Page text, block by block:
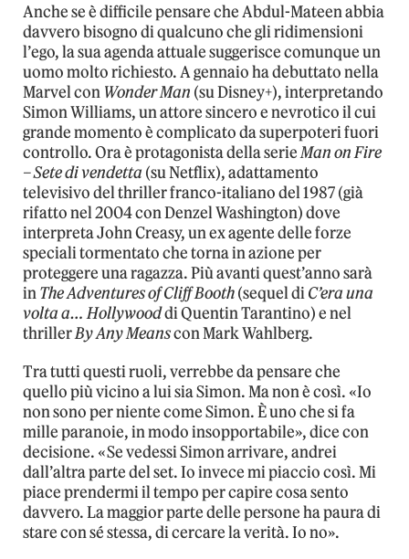
Anche se è difficile pensare che Abdul-Mateen abbia
davvero bisogno di qualcuno che gli ridimensioni
l’ego, la sua agenda attuale suggerisce comunque un
uomo molto richiesto. A gennaio ha debuttato nella
Marvel con Wonder Man (su Disney+), interpretando
Simon Williams, un attore sincero e nevrotico il cui
grande momento è complicato da superpoteri fuori
controllo. Ora è protagonista della serieMan on Fire
– Sete di vendetta (su Netflix), adattamento
televisivo del thriller franco-italiano del 1987 (già
rifatto nel 2004 con Denzel Washington) dove
interpreta John Creasy, un ex agente delle forze
speciali tormentato che torna in azione per
proteggere una ragazza. Più avanti quest’anno sarà
inThe Adventures of Cliff Booth(sequel diC’era una
volta a… Hollywooddi Quentin Tarantino) e nel
thrillerBy Any Meanscon Mark Wahlberg.
Tra tutti questi ruoli, verrebbe da pensare che
quello più vicino a lui sia Simon. Ma non è così. «Io
non sono per niente come Simon. È uno che si fa
mille paranoie, in modo insopportabile», dice con
decisione. «Se vedessi Simon arrivare, andrei
dall’altra parte del set. Io invece mi piaccio così. Mi
piace prendermi il tempo per capire cosa sento
davvero. La maggior parte delle persone ha paura di
stare con sé stessa, di cercare la verità. Io no».